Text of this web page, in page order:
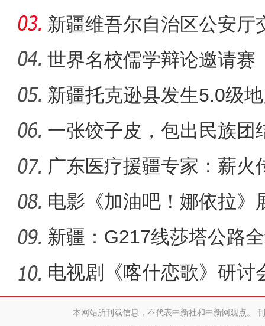
写“浙疆
新疆维吾尔自治区公安厅
张建国
世界名校儒学辩论邀请赛
新疆托克逊县发生5.0级
失
一张饺子皮，包出民族团
广东医疗援疆专家：薪火
根基 守
电影《加油吧！娜依拉》
育人
新疆：G217线莎塔公路
洞施工
电视剧《喀什恋歌》研讨
本网站所刊载信息，不代表中新社和中新网观点。